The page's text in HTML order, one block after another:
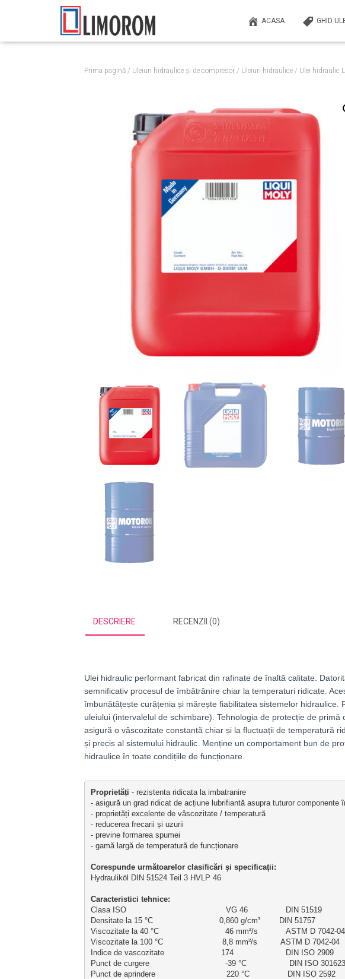
ACASA GHID
Prima pagină / Uleiuri hidraulice și de compresor / Uleiuri hidraulice / Ulei hidraulic
DESCRIERE RECENZII (0)
Ulei hidraulic performant fabricat din rafinate de înaltă calitate.
semnificativ procesul de îmbătrânire chiar la temperaturi ridicate.
îmbunătățește curățenia și mărește fiabilitatea sistemelor
uleiului (intervalelul de schimbare). Tehnologia de protecție de
asigură o vâscozitate constantă chiar și la fluctuații de temperatură
și precis al sistemului hidraulic. Menține un comportament bun de
hidraulice în toate condițiile de funcționare.
Proprietăți - rezistenta ridicata la imbatranire
- asigură un grad ridicat de acțiune lubrifiantă asupra tuturor
- proprietăți excelente de vâscozitate / temperatură
- reducerea frecarii și uzurii
- previne formarea spumei
- gamă largă de temperatură de funcționare
Corespunde următoarelor clasificări şi specificaţii:
Hydrauliköl DIN 51524 Teil 3 HVLP 46
Caracteristici tehnice:
Clasa ISO                                          VG 46                DIN 51519
Densitate la 15 °C                            0,860 g/cm³        DIN 51757
Viscozitate la 40 °C                            46 mm²/s            ASTM D 7042-04
Viscozitate la 100 °C                         8,8 mm²/s          ASTM D 7042-04
Indice de vascozitate                        174                      DIN ISO 2909
Punct de curgere                                -39 °C                  DIN ISO
Punct de aprindere                              220 °C                DIN ISO 2592